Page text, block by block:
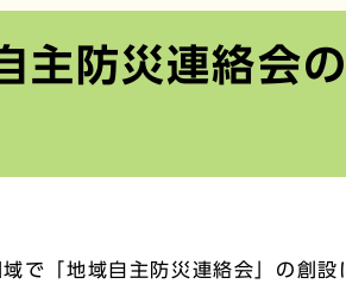
主防災連絡会
で「地域自主防災連絡会」の創